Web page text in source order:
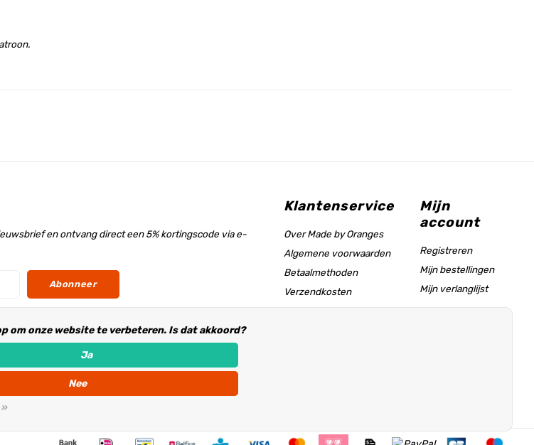
en ontvang direct een 5% kortingscode via e-
Abonneer
Klantenservice
Over Made by Oranges
Algemene voorwaarden
Betaalmethoden
Verzendkosten
Maattabel & helppagina
Mijn
account
Registreren
Mijn bestellingen
Mijn verlanglijst
om onze website te verbeteren. Is dat akkoord?
Ja
Nee